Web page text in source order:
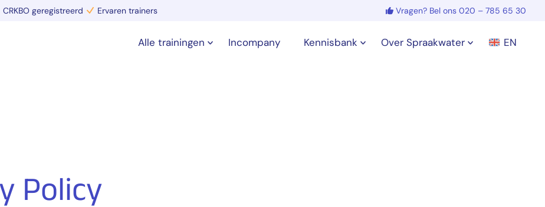
CRKBO geregistreerd Ervaren trainers Vragen? Bel ons 020 – 785 65 30
Alle trainingen Incompany Kennisbank Over Spraakwater EN
Policy